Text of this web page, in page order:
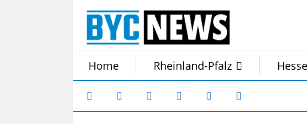
Home Rheinland-Pfalz